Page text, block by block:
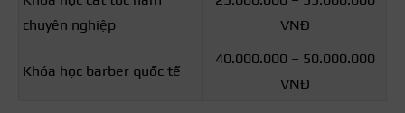
chuyên nghiệp
VNĐ
Khóa học barber quốc tế
40.000.000 – 50.000.000
VNĐ